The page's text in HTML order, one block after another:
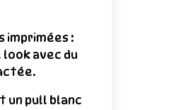
imprimées :
avec du
un pull blanc